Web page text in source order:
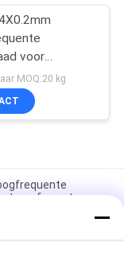
voor
MOQ:20 kg
transformatoren
polyimidefilm